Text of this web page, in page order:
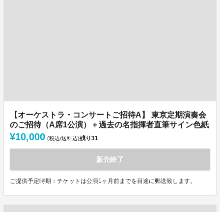
【オーケストラ・コンサートご招待A】 東京定期演奏会
のご招待（A席1公演）＋過去の名指揮者直筆サイン色紙
¥10,000 (税込/送料込)残り31
販売終了
ご提供予定時期：チケットは公演1ヶ月前までを目途に郵送致します。